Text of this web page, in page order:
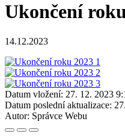
Ukončení
14.12.2023
Datum vložení: 27. 12. 2023
Datum poslední aktualizace:
Autor: Správce Webu